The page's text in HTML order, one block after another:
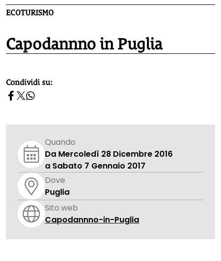
ECOTURISMO
Capodannno in Puglia
homepage h2
Condividi su:
Quando
Da Mercoledì 28 Dicembre 2016
a Sabato 7 Gennaio 2017
Dove
Puglia
Sito web
Capodannno-in-Puglia